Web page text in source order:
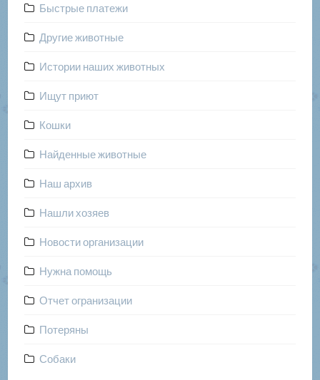
Быстрые платежи
Другие животные
Истории наших животных
Ищут приют
Кошки
Найденные животные
Наш архив
Нашли хозяев
Новости организации
Нужна помощь
Отчет огранизации
Потеряны
Собаки